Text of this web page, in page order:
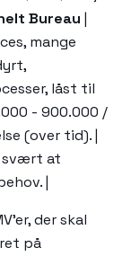
Bureau |
mange
låst til
- 900.000 /
(over tid). |
svært at
|
der skal
på